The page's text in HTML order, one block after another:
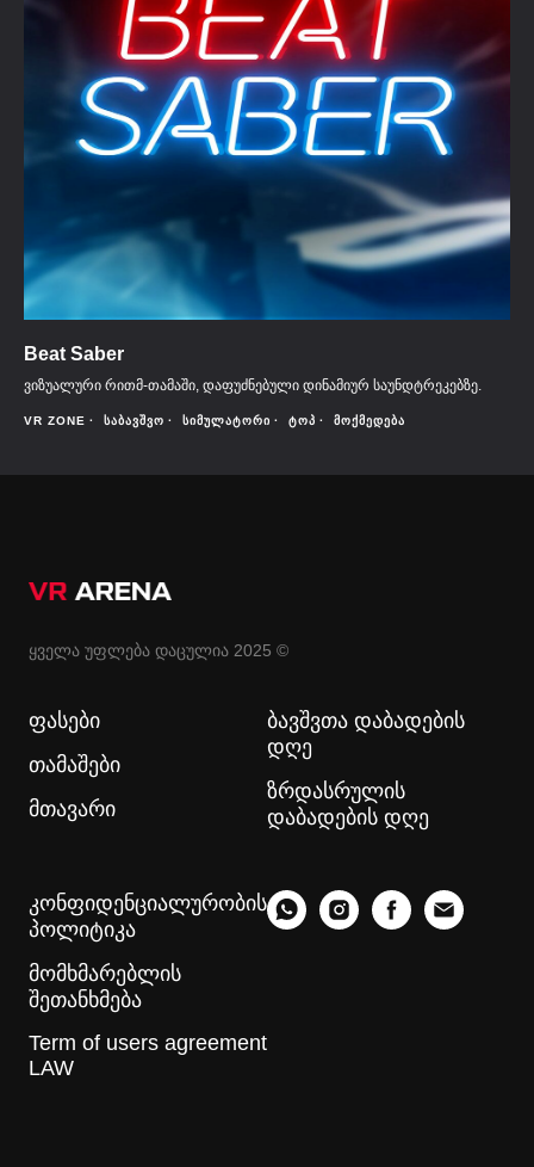
Beat Saber
ვიზუალური რითმ-თამაში, დაფუძნებული დინამიურ საუნდტრეკებზე.
VR ZONE ᲡᲐᲑᲐᲕᲨᲕᲝ ᲡᲘᲛᲣᲚᲐᲢᲝᲠᲘ ᲢᲝᲞ ᲛᲝᲥᲛᲔᲓᲔᲑᲐ
ყველა უფლება დაცულია 2025 ©
ფასები
თამაშები
მთავარი
ბავშვთა დაბადების
დღე
ზრდასრულის
დაბადების დღე
კონფიდენციალურობის
პოლიტიკა
მომხმარებლის
შეთანხმება
Term of users agreement
LAW